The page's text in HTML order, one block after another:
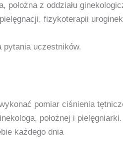
z oddziału
fizykoterapii
pytania uczestników.
pomiar ciśnienia
położnej i pielęgniarki.
każdego dnia